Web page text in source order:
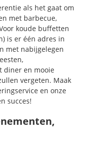
als het gaat om
met barbecue,
koude buffetten
is er één adres in
met nabijgelegen
diner en mooie
vergeten. Maak
en onze
succes!